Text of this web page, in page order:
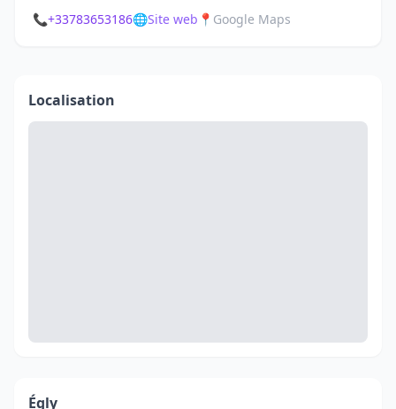
📞+33783653186🌐Site web 📍 Google Maps
Localisation
Égly